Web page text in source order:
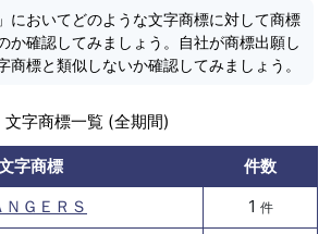
においてどのような文字商標に対して商標
か確認してみましょう。自社が商標出願し
商標と類似しないか確認してみましょう。
文字商標一覧 (全期間)
字商標
件数
ＮＧＥＲＳ
1 件